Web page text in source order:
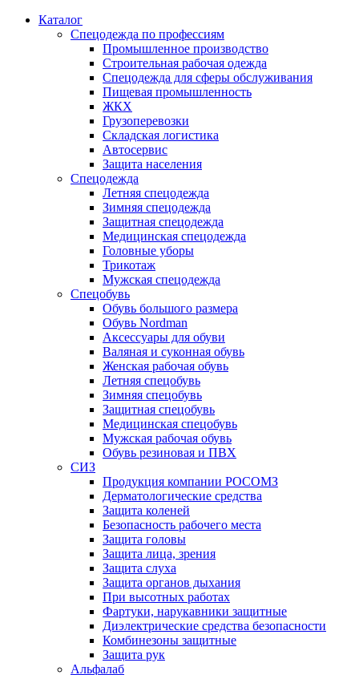
Каталог
Спецодежда по профессиям
Промышленное производство
Строительная рабочая одежда
Спецодежда для сферы обслуживания
Пищевая промышленность
ЖКХ
Грузоперевозки
Складская логистика
Автосервис
Защита населения
Спецодежда
Летняя спецодежда
Зимняя спецодежда
Защитная спецодежда
Медицинская спецодежда
Головные уборы
Трикотаж
Мужская спецодежда
Спецобувь
Обувь большого размера
Обувь Nordman
Аксессуары для обуви
Валяная и суконная обувь
Женская рабочая обувь
Летняя спецобувь
Зимняя спецобувь
Защитная спецобувь
Медицинская спецобувь
Мужская рабочая обувь
Обувь резиновая и ПВХ
СИЗ
Продукция компании РОСОМЗ
Дерматологические средства
Защита коленей
Безопасность рабочего места
Защита головы
Защита лица, зрения
Защита слуха
Защита органов дыхания
При высотных работах
Фартуки, нарукавники защитные
Диэлектрические средства безопасности
Комбинезоны защитные
Защита рук
Альфалаб